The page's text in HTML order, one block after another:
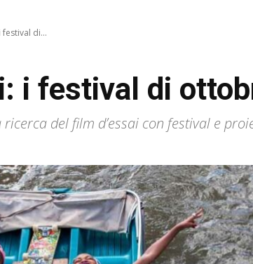
festival di...
i festival di
del film d’essai con festival e